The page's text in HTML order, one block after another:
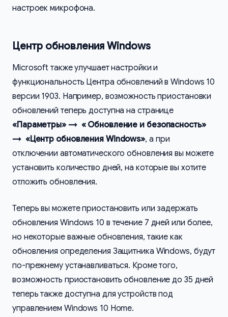
настроек микрофона.
Центр обновления Windows
Microsoft также улучшает настройки и
функциональность Центра обновлений в Windows 10
версии 1903. Например, возможность приостановки
обновлений теперь доступна на странице
«Параметры» → « Обновление и безопасность»
→ «Центр обновления Windows», а при
отключении автоматического обновления вы можете
установить количество дней, на которые вы хотите
отложить обновления.
Теперь вы можете приостановить или задержать
обновления Windows 10 в течение 7 дней или более,
но некоторые важные обновления, такие как
обновления определения Защитника Windows, будут
по-прежнему устанавливаться. Кроме того,
возможность приостановить обновление до 35 дней
теперь также доступна для устройств под
управлением Windows 10 Home.